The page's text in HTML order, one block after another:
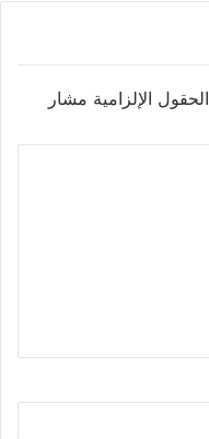
الحقول الإلزامية مشار